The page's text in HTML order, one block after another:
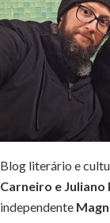
Blog literário e
Carneiro e Juliano
independente